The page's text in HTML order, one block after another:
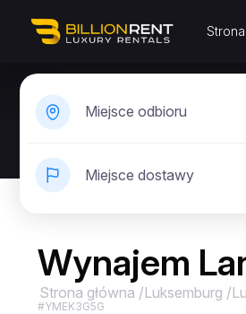
Miejsce odbioru
Miejsce dostawy
Wynajem
Strona główna /Luksemburg /
#YMEK3G5G